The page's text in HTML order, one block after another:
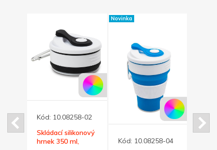
Kód: 10.08258-02
Skládací silikonový
hrnek 350 ml,
Novinka
Kód: 10.08258-04
Kód: